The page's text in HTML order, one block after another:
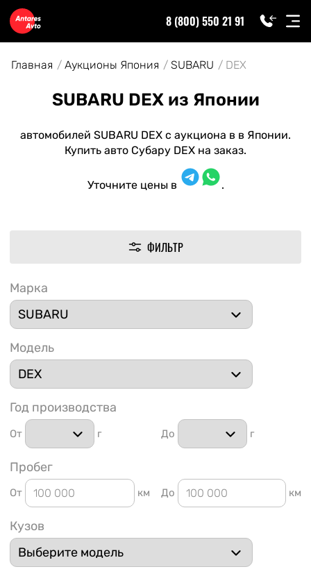
91
8 (800) 550 21 91
Главная Аукционы Япония SUBARU DEX
SUBARU DEX из Японии
автомобилей SUBARU DEX с аукциона в в Японии.
Купить авто Субару DEX на заказ.
Уточните цены в .
ФИЛЬТР
Марка
Модель
Год производства
От г До г
Пробег
От км До км
Кузов